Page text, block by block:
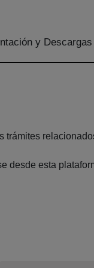
y Descargas
desde esta